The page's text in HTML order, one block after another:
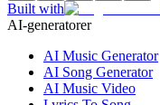
Built with
AI-generatorer
AI Music Generator
AI Song Generator
AI Music Video